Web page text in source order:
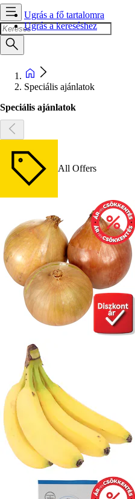
Ugrás a fő tartalomra
Ugrás a kereséshez
Speciális ajánlatok
Speciális ajánlatok
All Offers